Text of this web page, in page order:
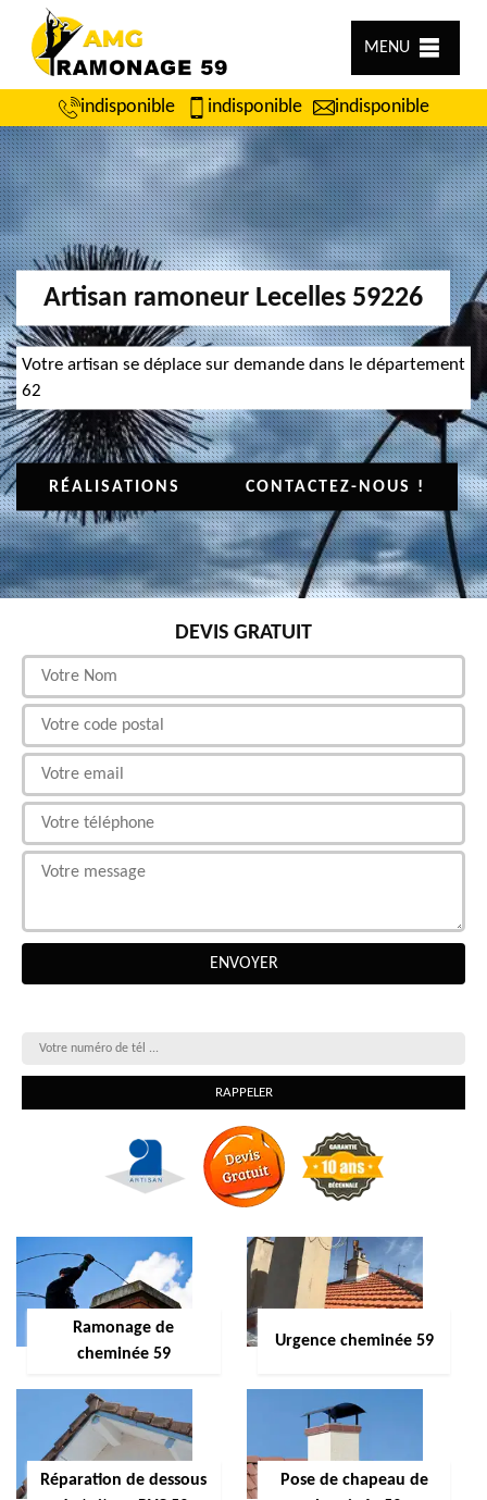
MENU
indisponible indisponible indisponible
Artisan ramoneur Lecelles 59226
Votre artisan se déplace sur demande dans le département
62
RÉALISATIONS CONTACTEZ-NOUS !
DEVIS GRATUIT
Ramonage de
cheminée 59
Urgence cheminée 59
Réparation de dessous
Pose de chapeau de